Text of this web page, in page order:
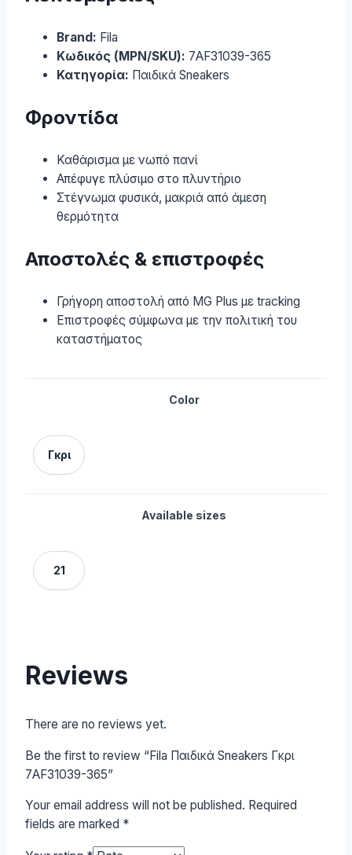
Brand: Fila
Κωδικός (MPN/SKU): 7AF31039-365
Κατηγορία: Παιδικά Sneakers
Φροντίδα
Καθάρισμα με νωπό πανί
Απέφυγε πλύσιμο στο πλυντήριο
Στέγνωμα φυσικά, μακριά από άμεση
θερμότητα
Αποστολές & επιστροφές
Γρήγορη αποστολή από MG Plus με tracking
Επιστροφές σύμφωνα με την πολιτική του
καταστήματος
Color
Γκρι
Available sizes
21
Reviews
There are no reviews yet.
Be the first to review “Fila Παιδικά Sneakers Γκρι
7AF31039-365”
Your email address will not be published. Required
fields are marked *